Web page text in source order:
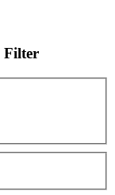
Filter